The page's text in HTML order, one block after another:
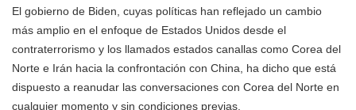
El gobierno de Biden, cuyas políticas han reflejado un cambio
más amplio en el enfoque de Estados Unidos desde el
contraterrorismo y los llamados estados canallas como Corea del
Norte e Irán hacia la confrontación con China, ha dicho que está
dispuesto a reanudar las conversaciones con Corea del Norte en
cualquier momento y sin condiciones previas.